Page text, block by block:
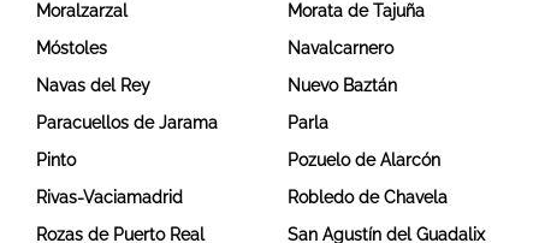
Moralzarzal
Morata de Tajuña
Móstoles
Navalcarnero
Navas del Rey
Nuevo Baztán
Paracuellos de Jarama
Parla
Pinto
Pozuelo de Alarcón
Rivas-Vaciamadrid
Robledo de Chavela
Rozas de Puerto Real
San Agustín del Guadalix